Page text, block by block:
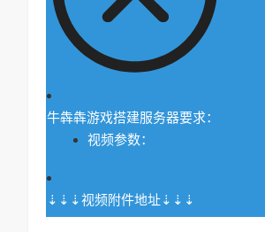
牛犇犇游戏搭建服务器要求：
视频参数：
⇣⇣⇣视频附件地址⇣⇣⇣